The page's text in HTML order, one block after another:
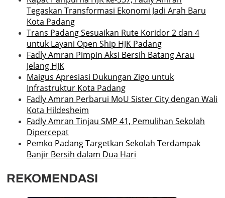
Tegaskan Transformasi Ekonomi Jadi Arah Baru
Kota Padang
Trans Padang Sesuaikan Rute Koridor 2 dan 4
untuk Layani Open Ship HJK Padang
Fadly Amran Pimpin Aksi Bersih Batang Arau
Jelang HJK
Maigus Apresiasi Dukungan Zigo untuk
Infrastruktur Kota Padang
Fadly Amran Perbarui MoU Sister City dengan Wali
Kota Hildesheim
Fadly Amran Tinjau SMP 41, Pemulihan Sekolah
Dipercepat
Pemko Padang Targetkan Sekolah Terdampak
Banjir Bersih dalam Dua Hari
REKOMENDASI